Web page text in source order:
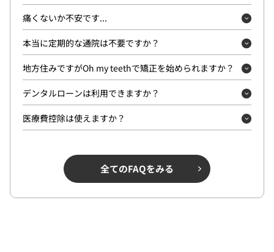
痛くないか不安です...
本当に定期的な通院は不要ですか？
地方住みですがOh my teethで矯正を始められますか？
デンタルローンは利用できますか？
医療費控除は使えますか？
全てのFAQをみる